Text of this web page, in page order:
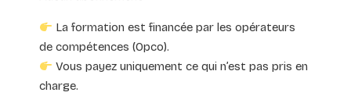
La formation est financée par les opérateurs
de compétences (Opco).
Vous payez uniquement ce qui n’est pas pris en
charge.